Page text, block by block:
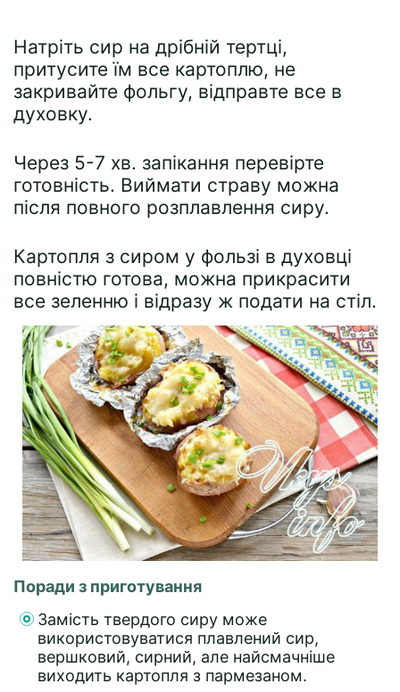
Натріть сир на дрібній тертці,
притусите їм все картоплю, не
закривайте фольгу, відправте все в
духовку.
Через 5-7 хв. запікання перевірте
готовність. Виймати страву можна
після повного розплавлення сиру.
Картопля з сиром у фользі в духовці
повністю готова, можна прикрасити
все зеленню і відразу ж подати на стіл.
Поради з приготування
Замість твердого сиру може
використовуватися плавлений сир,
вершковий, сирний, але найсмачніше
виходить картопля з пармезаном.